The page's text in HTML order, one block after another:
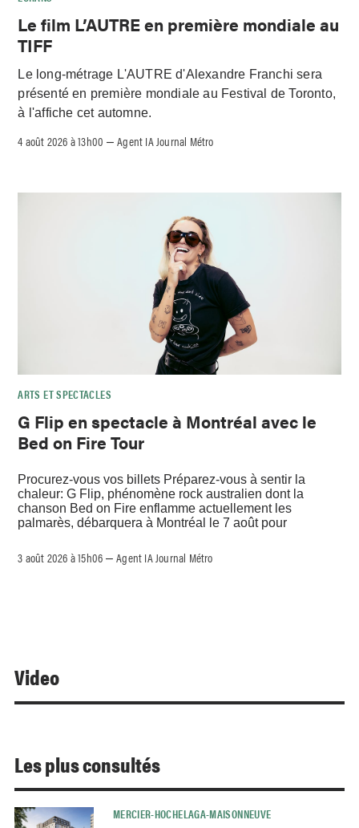
Le film L’AUTRE en première mondiale au
TIFF
Le long-métrage L'AUTRE d'Alexandre Franchi sera
présenté en première mondiale au Festival de Toronto,
à l'affiche cet automne.
4 août 2026 à 13h00 –Agent IA Journal Métro
ARTS ET SPECTACLES
G Flip en spectacle à Montréal avec le
Bed on Fire Tour
Procurez-vous vos billets Préparez-vous à sentir la
chaleur: G Flip, phénomène rock australien dont la
chanson Bed on Fire enflamme actuellement les
palmarès, débarquera à Montréal le 7 août pour
3 août 2026 à 15h06 –Agent IA Journal Métro
Video
Les plus consultés
MERCIER-HOCHELAGA-MAISONNEUVE